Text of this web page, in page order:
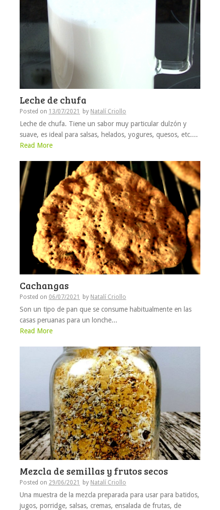
Leche de chufa
Posted on 13/07/2021 by Natalí Criollo
Leche de chufa. Tiene un sabor muy particular dulzón y
suave, es ideal para salsas, helados, yogures, quesos, etc....
Read More
Cachangas
Posted on 06/07/2021 by Natalí Criollo
Son un tipo de pan que se consume habitualmente en las
casas peruanas para un lonche...
Read More
Mezcla de semillas y frutos secos
Posted on 29/06/2021 by Natalí Criollo
Una muestra de la mezcla preparada para usar para batidos,
jugos, porridge, salsas, cremas, ensalada de frutas, de